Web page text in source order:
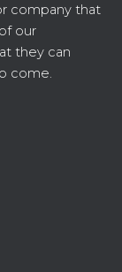
company that
our
they can
come.